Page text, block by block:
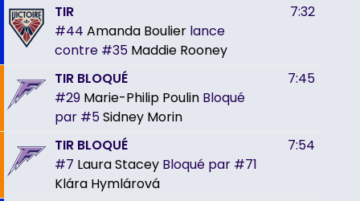
TIR
#44 Amanda Boulier lance
contre #35 Maddie Rooney
7:32
TIR BLOQUÉ
#29 Marie-Philip Poulin Bloqué
par #5Sidney Morin
7:45
TIR BLOQUÉ
#7 Laura Stacey Bloqué par #71
Klára Hymlárová
7:54